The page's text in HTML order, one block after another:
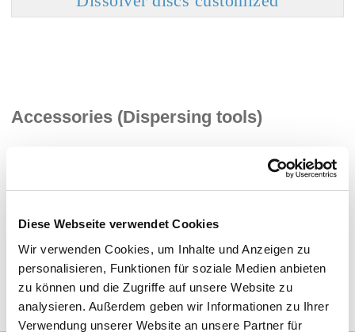
Diese Webseite verwendet Cookies
Wir verwenden Cookies, um Inhalte und Anzeigen zu
personalisieren, Funktionen für soziale Medien anbieten
zu können und die Zugriffe auf unsere Website zu
analysieren. Außerdem geben wir Informationen zu Ihrer
Verwendung unserer Website an unsere Partner für
Accessories (Dispersing tools)
Dissolver disc holder